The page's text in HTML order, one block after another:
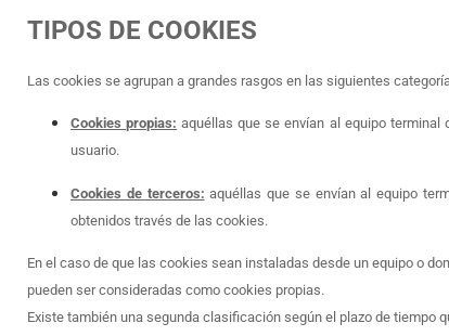
TIPOS DE COOKIES
Las cookies se agrupan a grandes rasgos en las siguientes
Cookies propias: aquéllas que se envían al equipo terminal
usuario.
Cookies de terceros: aquéllas que se envían al equipo
obtenidos través de las cookies.
En el caso de que las cookies sean instaladas desde un equipo o
pueden ser consideradas como cookies propias.
Existe también una segunda clasificación según el plazo de tiempo